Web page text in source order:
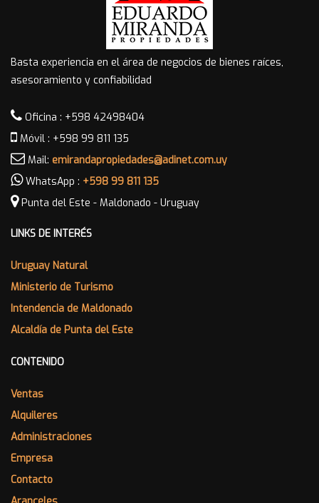
Basta experiencia en el área de negocios de bienes raíces,
asesoramiento y confiabilidad
Oficina : +598 42498404
Móvil : +598 99 811 135
Mail: emirandapropiedades@adinet.com.uy
WhatsApp : +598 99 811 135
Punta del Este - Maldonado - Uruguay
LINKS DE INTERÉS
Uruguay Natural
Ministerio de Turismo
Intendencia de Maldonado
Alcaldía de Punta del Este
CONTENIDO
Ventas
Alquileres
Administraciones
Empresa
Contacto